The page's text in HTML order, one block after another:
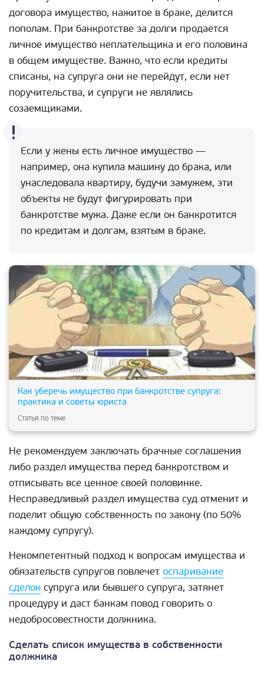
договора имущество, нажитое в браке, делится
пополам. При банкротстве за долги продается
личное имущество неплательщика и его половина
в общем имуществе. Важно, что если кредиты
списаны, на супруга они не перейдут, если нет
поручительства, и супруги не являлись
созаемщиками.
Если у жены есть личное имущество —
например, она купила машину до брака, или
унаследовала квартиру, будучи замужем, эти
объекты не будут фигурировать при
банкротстве мужа. Даже если он банкротится
по кредитам и долгам, взятым в браке.
Как уберечь имущество при банкротстве супруга:
практика и советы юриста
Статья по теме
Не рекомендуем заключать брачные соглашения
либо раздел имущества перед банкротством и
отписывать все ценное своей половинке.
Несправедливый раздел имущества суд отменит и
поделит общую собственность по закону (по 50%
каждому супругу).
Некомпетентный подход к вопросам имущества и
обязательств супругов повлечет оспаривание
сделок супруга или бывшего супруга, затянет
процедуру и даст банкам повод говорить о
недобросовестности должника.
Сделать список имущества в собственности
должника